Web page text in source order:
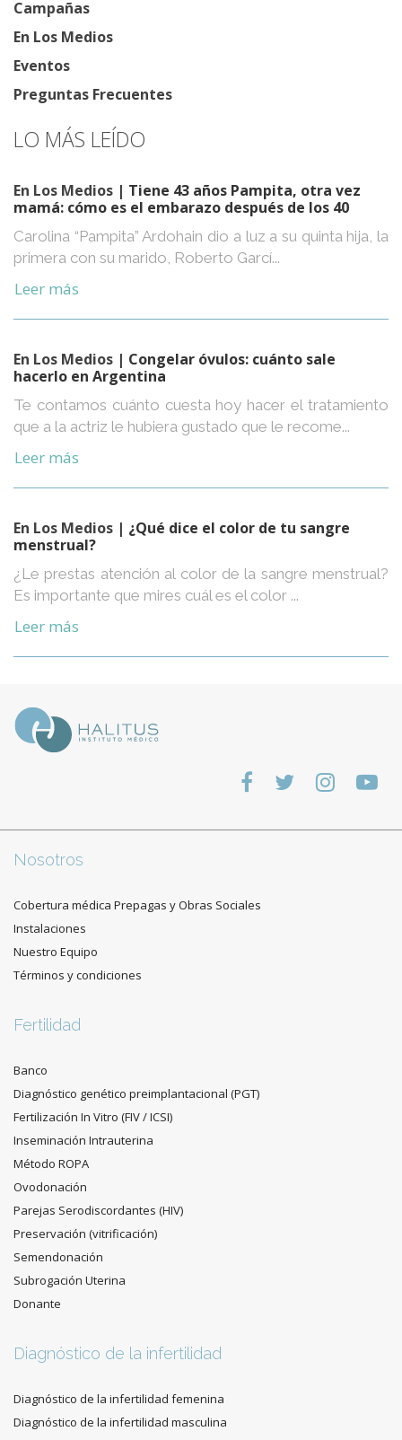
Campañas
En Los Medios
Eventos
Preguntas Frecuentes
LO MÁS LEÍDO
En Los Medios | Tiene 43 años Pampita, otra vez
mamá: cómo es el embarazo después de los 40
Carolina “Pampita” Ardohain dio a luz a su quinta hija, la
primera con su marido, Roberto Garcí...
Leer más
En Los Medios | Congelar óvulos: cuánto sale
hacerlo en Argentina
Te contamos cuánto cuesta hoy hacer el tratamiento
que a la actriz le hubiera gustado que le recome...
Leer más
En Los Medios | ¿Qué dice el color de tu sangre
menstrual?
¿Le prestas atención al color de la sangre menstrual?
Es importante que mires cuál es el color ...
Leer más
Nosotros
Cobertura médica Prepagas y Obras Sociales
Instalaciones
Nuestro Equipo
Términos y condiciones
Fertilidad
Banco
Diagnóstico genético preimplantacional (PGT)
Fertilización In Vitro (FIV / ICSI)
Inseminación Intrauterina
Método ROPA
Ovodonación
Parejas Serodiscordantes (HIV)
Preservación (vitrificación)
Semendonación
Subrogación Uterina
Donante
Diagnóstico de la infertilidad
Diagnóstico de la infertilidad femenina
Diagnóstico de la infertilidad masculina